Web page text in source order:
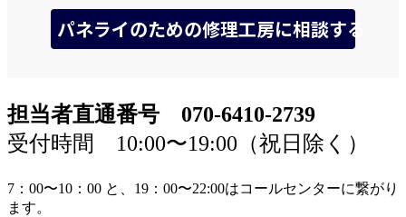
担当者直通番号 070-6410-2739
受付時間 10:00〜19:00（祝日除く）
7：00〜10：00 と、19：00〜22:00はコールセンターに繋がり
ます。